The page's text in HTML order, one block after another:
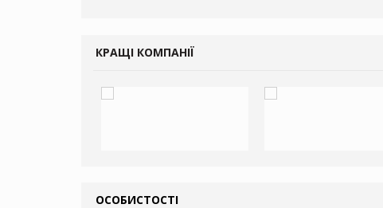
КРАЩІ КОМПАНІЇ
ОСОБИСТОСТІ